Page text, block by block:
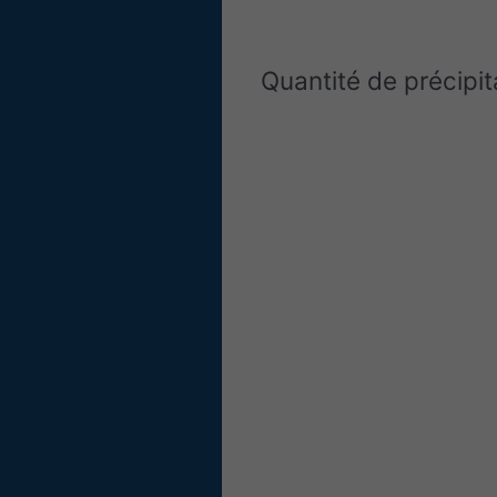
Quantité de